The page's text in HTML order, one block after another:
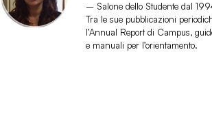
– Salone dello Studente dal
Tra le sue pubblicazioni
l’Annual Report di Campus,
e manuali per l’orientamento.